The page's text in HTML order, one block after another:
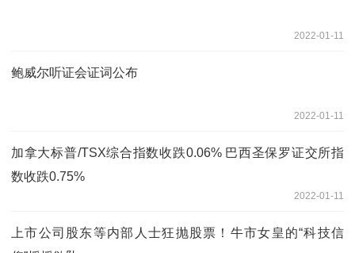
2022-01-11
鲍威尔听证会证词公布
2022-01-11
加拿大标普/TSX综合指数收跌0.06% 巴西圣保罗证交所指
数收跌0.75%
2022-01-11
上市公司股东等内部人士狂抛股票！牛市女皇的“科技信